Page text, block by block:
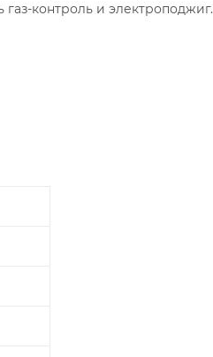
контроль и электроподжиг.